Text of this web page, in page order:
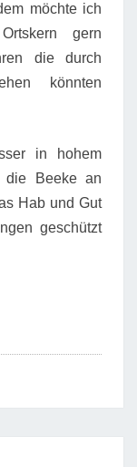
möchte ich
gern
die durch
könnten
in hohem
die Beeke an
Hab und Gut
geschützt